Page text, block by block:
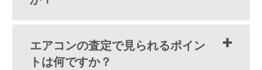
エアコンの査定で見られるポイン
トは何ですか？